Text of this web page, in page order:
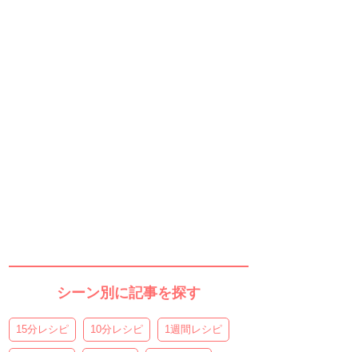
シーン別に記事を探す
15分レシピ 10分レシピ 1週間レシピ